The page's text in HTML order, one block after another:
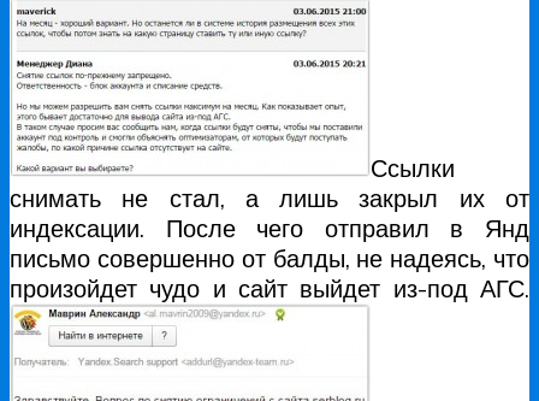
Ссылки
снимать не стал, а лишь закрыл их от
индексации. После чего отправил в Янд
письмо совершенно от балды, не надеясь, что
произойдет чудо и сайт выйдет из-под АГС.